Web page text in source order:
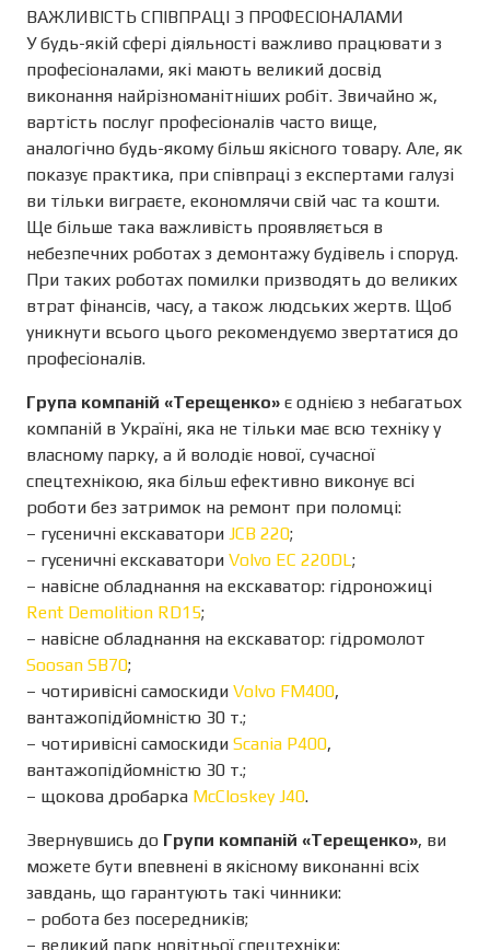
ВАЖЛИВІСТЬ СПІВПРАЦІ З ПРОФЕСІОНАЛАМИ
У будь-якій сфері діяльності важливо працювати з
професіоналами, які мають великий досвід
виконання найрізноманітніших робіт. Звичайно ж,
вартість послуг професіоналів часто вище,
аналогічно будь-якому більш якісного товару. Але, як
показує практика, при співпраці з експертами галузі
ви тільки виграєте, економлячи свій час та кошти.
Ще більше така важливість проявляється в
небезпечних роботах з демонтажу будівель і споруд.
При таких роботах помилки призводять до великих
втрат фінансів, часу, а також людських жертв. Щоб
уникнути всього цього рекомендуємо звертатися до
професіоналів.
Група компаній «Терещенко» є однією з небагатьох
компаній в Україні, яка не тільки має всю техніку у
власному парку, а й володіє нової, сучасної
спецтехнікою, яка більш ефективно виконує всі
роботи без затримок на ремонт при поломці:
– гусеничні екскаватори JCB 220;
– гусеничні екскаватори Volvo EC 220DL;
– навісне обладнання на екскаватор: гідроножиці
Rent Demolition RD15;
– навісне обладнання на екскаватор: гідромолот
Soosan SB70;
– чотиривісні самоскиди Volvo FM400,
вантажопідйомністю 30 т.;
– чотиривісні самоскиди Scania P400,
вантажопідйомністю 30 т.;
– щокова дробарка McCloskey J40.
Звернувшись до Групи компаній «Терещенко», ви
можете бути впевнені в якісному виконанні всіх
завдань, що гарантують такі чинники:
– робота без посередників;
– великий парк новітньої спецтехніки;